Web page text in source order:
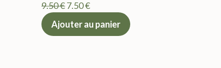
9.50€Le
prix
7.50€Le
actuel
Ajouter au panier